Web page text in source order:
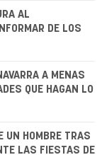
AL
DE LOS
A MENAS
QUE HAGAN LO
UN HOMBRE TRAS
LAS FIESTAS DE